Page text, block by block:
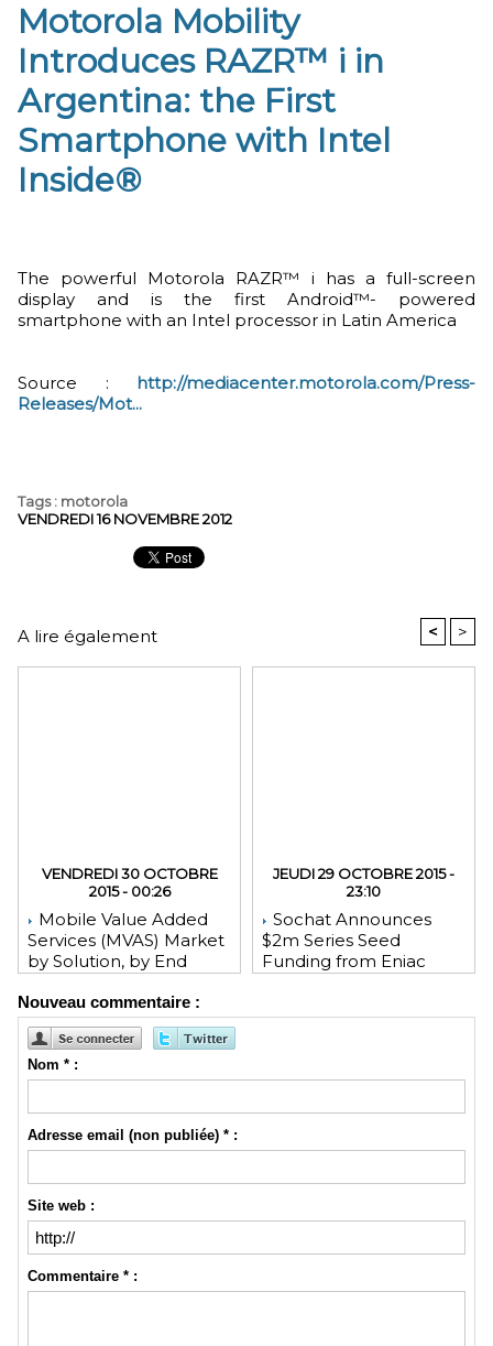
Motorola Mobility
Introduces RAZR™ i in
Argentina: the First
Smartphone with Intel
Inside®
The powerful Motorola RAZR™ i has a full-screen
display and is the first Android™- powered
smartphone with an Intel processor in Latin America
Source : http://mediacenter.motorola.com/Press-
Releases/Mot...
Tags: motorola
VENDREDI 16 NOVEMBRE 2012
A lire également < >
VENDREDI 30 OCTOBRE
2015 - 00:26
Mobile Value Added
Services (MVAS) Market
by Solution, by End
Geography - Global
Forecast and Analysis to
2020 - Reportlinker
Review
JEUDI 29 OCTOBRE 2015 -
23:10
Sochat Announces
$2m Series Seed
Funding from Eniac
Zhang
Nouveau commentaire :
Nom * :
Adresse email (non publiée) * :
Site web :
Commentaire * :